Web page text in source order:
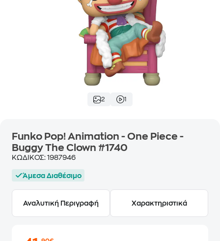
2 1
Funko Pop! Animation - One Piece -
Buggy The Clown #1740
ΚΩΔΙΚΟΣ: 1987946
Άμεσα Διαθέσιμο
Αναλυτική Περιγραφή Χαρακτηριστικά